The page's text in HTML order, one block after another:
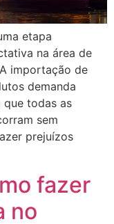
etapa
na área de
importação de
demanda
todas as
sem
prejuízos
fazer
no